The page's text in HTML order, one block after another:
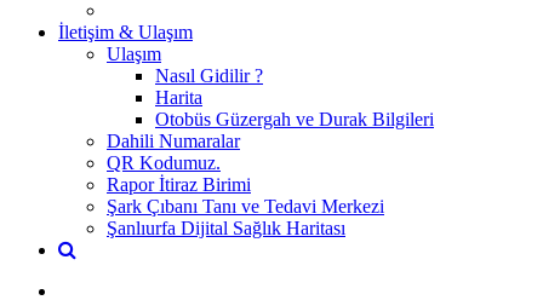
İletişim & Ulaşım
Ulaşım
Nasıl Gidilir ?
Harita
Otobüs Güzergah ve Durak Bilgileri
Dahili Numaralar
QR Kodumuz.
Rapor İtiraz Birimi
Şark Çıbanı Tanı ve Tedavi Merkezi
Şanlıurfa Dijital Sağlık Haritası